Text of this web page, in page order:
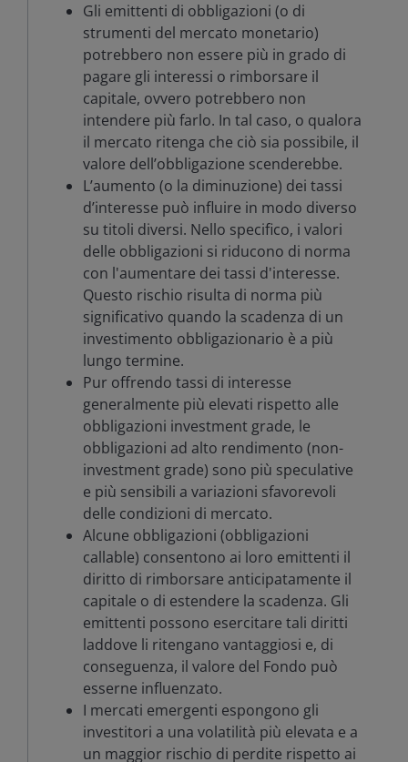
Gli emittenti di obbligazioni (o di
strumenti del mercato monetario)
potrebbero non essere più in grado di
pagare gli interessi o rimborsare il
capitale, ovvero potrebbero non
intendere più farlo. In tal caso, o qualora
il mercato ritenga che ciò sia possibile, il
valore dell’obbligazione scenderebbe.
L’aumento (o la diminuzione) dei tassi
d’interesse può influire in modo diverso
su titoli diversi. Nello specifico, i valori
delle obbligazioni si riducono di norma
con l'aumentare dei tassi d'interesse.
Questo rischio risulta di norma più
significativo quando la scadenza di un
investimento obbligazionario è a più
lungo termine.
Pur offrendo tassi di interesse
generalmente più elevati rispetto alle
obbligazioni investment grade, le
obbligazioni ad alto rendimento (non-
investment grade) sono più speculative
e più sensibili a variazioni sfavorevoli
delle condizioni di mercato.
Alcune obbligazioni (obbligazioni
callable) consentono ai loro emittenti il
diritto di rimborsare anticipatamente il
capitale o di estendere la scadenza. Gli
emittenti possono esercitare tali diritti
laddove li ritengano vantaggiosi e, di
conseguenza, il valore del Fondo può
esserne influenzato.
I mercati emergenti espongono gli
investitori a una volatilità più elevata e a
un maggior rischio di perdite rispetto ai